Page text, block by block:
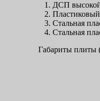
ДСП
Стальная
Стальная
Габариты плиты